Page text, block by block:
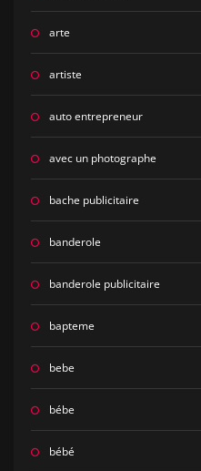
arte
artiste
auto entrepreneur
avec un photographe
bache publicitaire
banderole
banderole publicitaire
bapteme
bebe
bébe
bébé